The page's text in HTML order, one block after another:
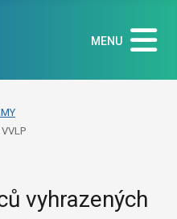
MENU
vyhrazených